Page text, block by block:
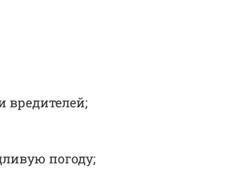
вредителей;
погоду;